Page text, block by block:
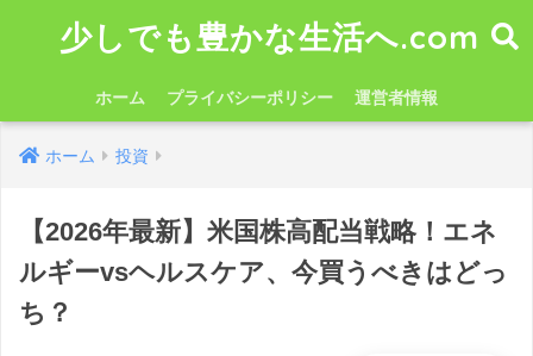
少しでも豊かな生活へ.com
ホーム プライバシーポリシー 運営者情報
ホーム 投資
【2026年最新】米国株高配当戦略！エネ
ルギーvsヘルスケア、今買うべきはどっ
ち？